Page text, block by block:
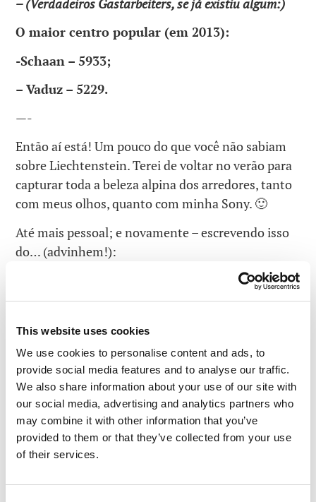
This website uses cookies
We use cookies to personalise content and ads, to
provide social media features and to analyse our traffic.
We also share information about your use of our site with
our social media, advertising and analytics partners who
may combine it with other information that you’ve
provided to them or that they’ve collected from your use
of their services.
O maior centro popular (em 2013):
-Schaan – 5933;
– Vaduz – 5229.
—-
Então aí está! Um pouco do que você não sabiam
sobre Liechtenstein. Terei de voltar no verão para
capturar toda a beleza alpina dos arredores, tanto
com meus olhos, quanto com minha Sony. 🙂
Até mais pessoal; e novamente – escrevendo isso
do… (advinhem!):